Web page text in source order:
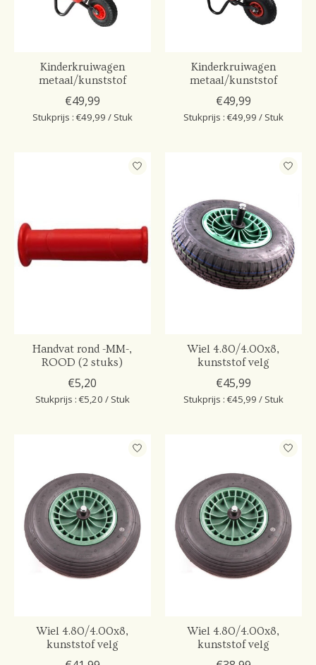
Kinderkruiwagen
metaal/kunststof
€49,99
Stukprijs : €49,99 / Stuk
Kinderkruiwagen
metaal/kunststof
€49,99
Stukprijs : €49,99 / Stuk
Handvat rond -MM-,
ROOD (2 stuks)
€5,20
Stukprijs : €5,20 / Stuk
Wiel 4.80/4.00x8,
kunststof velg
€45,99
Stukprijs : €45,99 / Stuk
Wiel 4.80/4.00x8,
kunststof velg
Wiel 4.80/4.00x8,
kunststof velg